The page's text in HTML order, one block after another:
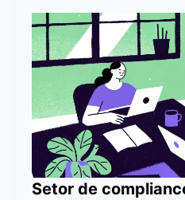
Setor de